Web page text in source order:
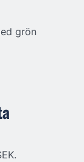
grön